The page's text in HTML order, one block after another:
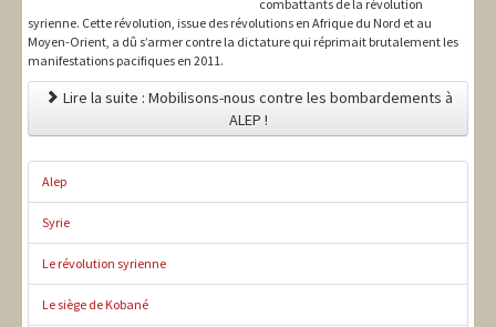
combattants de la révolution
syrienne. Cette révolution, issue des révolutions en Afrique du Nord et au
Moyen-Orient, a dû s’armer contre la dictature qui réprimait brutalement les
manifestations pacifiques en 2011.
Lire la suite : Mobilisons-nous contre les bombardements à
ALEP !
Alep
Syrie
Le révolution syrienne
Le siège de Kobané